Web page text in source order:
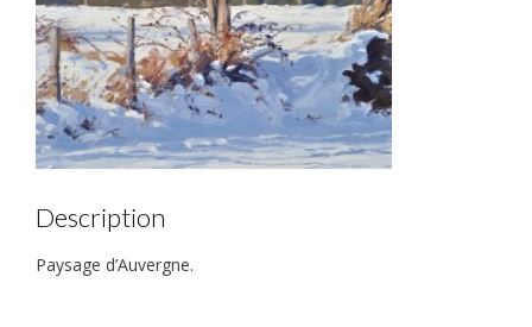
Description
Paysage d’Auvergne.